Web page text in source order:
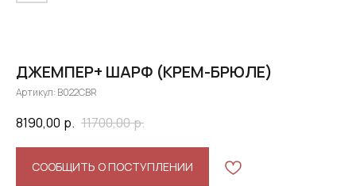
ДЖЕМПЕР+ ШАРФ (КРЕМ-БРЮЛЕ)
Артикул: B022CBR
8190,00 р. 11700,00р.
СООБЩИТЬ О ПОСТУПЛЕНИИ